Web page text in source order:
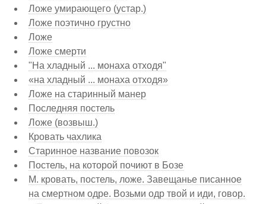
Ложе умирающего (устар.)
Ложе поэтично грустно
Ложе
Ложе смерти
"На хладный ... монаха отходя"
«на хладный ... монаха отходя»
Ложе на старинный манер
Последняя постель
Ложе (возвыш.)
Кровать чахлика
Старинное название повозок
Постель, на которой почиют в Бозе
М. кровать, постель, ложе. Завещанье писанное
на смертном одре. Возьми одр твой и иди, говор.